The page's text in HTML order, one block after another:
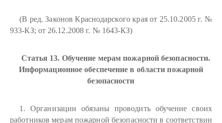
(В ред. Законов Краснодарского края от 25.10.2005 г. №
933-КЗ; от 26.12.2008 г. № 1643-КЗ)
Статья 13. Обучение мерам пожарной безопасности.
Информационное обеспечение в области пожарной
безопасности
1. Организации обязаны проводить обучение своих
работников мерам пожарной безопасности в соответствии